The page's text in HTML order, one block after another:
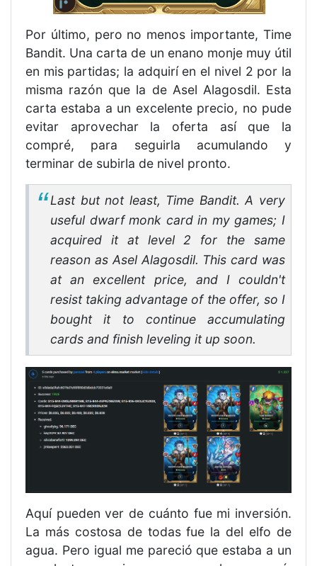
Por último, pero no menos importante, Time
Bandit. Una carta de un enano monje muy útil
en mis partidas; la adquirí en el nivel 2 por la
misma razón que la de Asel Alagosdil. Esta
carta estaba a un excelente precio, no pude
evitar aprovechar la oferta así que la
compré, para seguirla acumulando y
terminar de subirla de nivel pronto.
Last but not least, Time Bandit. A very
useful dwarf monk card in my games; I
acquired it at level 2 for the same
reason as Asel Alagosdil. This card was
at an excellent price, and I couldn't
resist taking advantage of the offer, so I
bought it to continue accumulating
cards and finish leveling it up soon.
Aquí pueden ver de cuánto fue mi inversión.
La más costosa de todas fue la del elfo de
agua. Pero igual me pareció que estaba a un